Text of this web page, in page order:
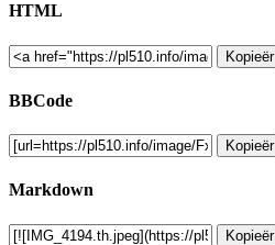
HTML
Kopieër
BBCode
Kopieër
Markdown
Kopieër